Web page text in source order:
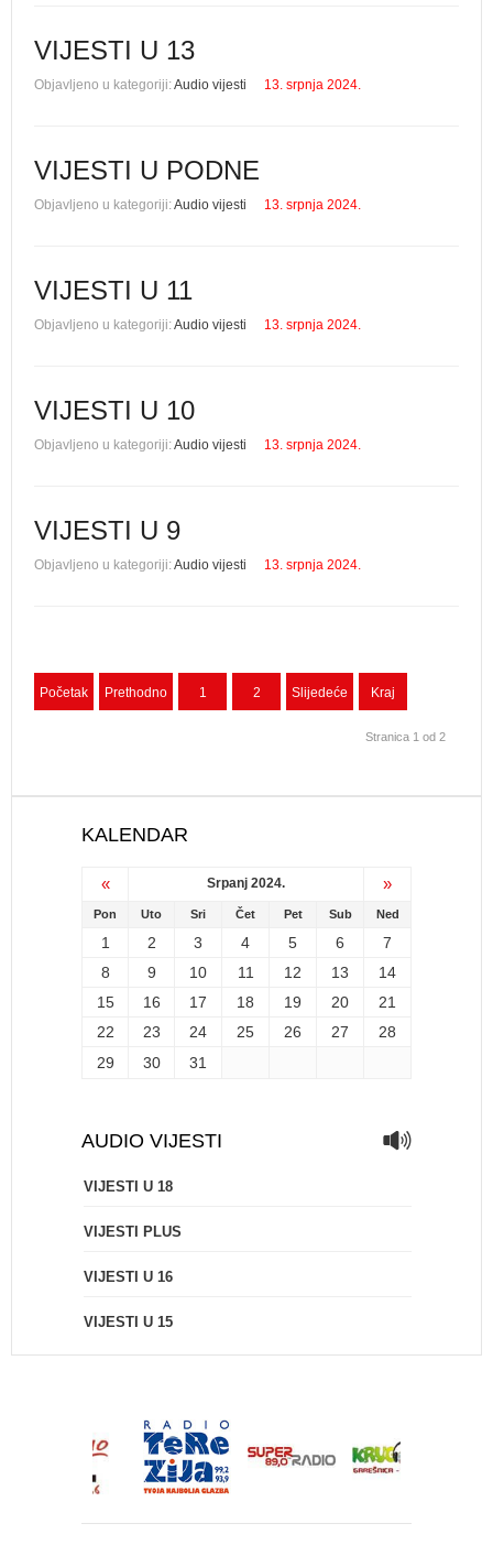
VIJESTI U 13
Objavljeno u kategoriji:Audio vijesti 13. srpnja 2024.
VIJESTI U PODNE
Objavljeno u kategoriji:Audio vijesti 13. srpnja 2024.
VIJESTI U 11
Objavljeno u kategoriji:Audio vijesti 13. srpnja 2024.
VIJESTI U 10
Objavljeno u kategoriji:Audio vijesti 13. srpnja 2024.
VIJESTI U 9
Objavljeno u kategoriji:Audio vijesti 13. srpnja 2024.
Početak Prethodno 1 2 Slijedeće Kraj
Stranica 1 od 2
KALENDAR
« Srpanj 2024. »
Pon Uto Sri Čet Pet Sub Ned
1 2 3 4 5 6
7
8
9 10 11 12 13
14
15
16 17 18 19 20
21
22
23 24 25 26 27
28
29
30 31
AUDIO VIJESTI
VIJESTI U 18
VIJESTI PLUS
VIJESTI U 16
VIJESTI U 15